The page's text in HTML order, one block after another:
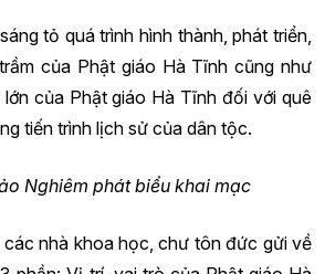
tỏ quá trình hình thành, phát triển,
của Phật giáo Hà Tĩnh cũng như
của Phật giáo Hà Tĩnh đối với quê
tiến trình lịch sử của dân tộc.
Nghiêm phát biểu khai mạc
nhà khoa học, chư tôn đức gửi về